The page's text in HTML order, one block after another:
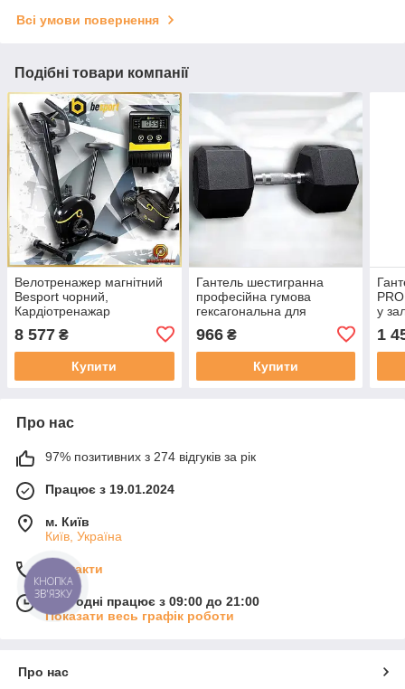
Всі умови повернення
Подібні товари компанії
Велотренажер магнітний
Besport чорний,
Кардіотренажар
велотренажер для дому
до 110 кг для схуднення
8 577 ₴
Купити
Гантель шестигранна
професійна гумова
гексагональна для
тренувань VNK PRO 5 кг
(1 шт.)
966₴
Купити
у
1
Про нас
97% позитивних з 274 відгуків за рік
Працює з 19.01.2024
м. Київ
Київ, Україна
Контакти
Сьогодні працює з 09:00 до 21:00
Показати весь графік роботи
Про нас
КНОПКА
ЗВ'ЯЗКУ